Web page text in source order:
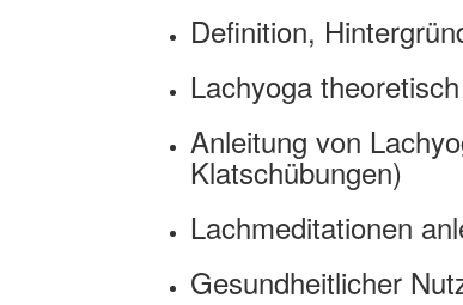
Definition,
Lachyoga
Anleitung von
Klatschübungen)
Lachmeditationen
Gesundheitlicher